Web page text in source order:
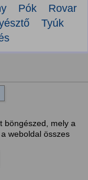
Pók
Rovar
Tyúk
böngészed, mely a
weboldal összes